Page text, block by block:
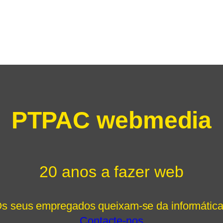
PTPAC webmedia
20 anos a fazer web
seus empregados queixam-se da